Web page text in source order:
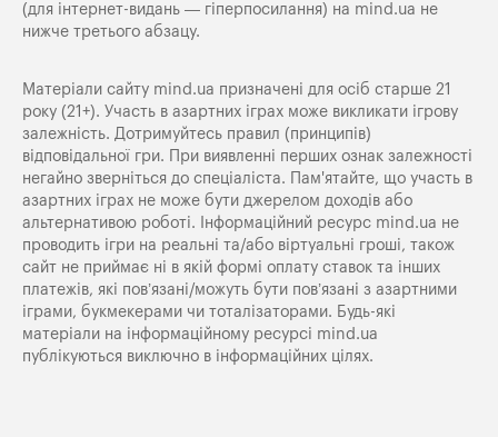
(для інтернет-видань — гіперпосилання) на mind.ua не
нижче третього абзацу.
Матеріали сайту mind.ua призначені для осіб старше 21
року (21+). Участь в азартних іграх може викликати ігрову
залежність. Дотримуйтесь правил (принципів)
відповідальної гри. При виявленні перших ознак залежності
негайно зверніться до спеціаліста. Пам'ятайте, що участь в
азартних іграх не може бути джерелом доходів або
альтернативою роботі. Інформаційний ресурс mind.ua не
проводить ігри на реальні та/або віртуальні гроші, також
сайт не приймає ні в якій формі оплату ставок та інших
платежів, які пов’язані/можуть бути пов’язані з азартними
іграми, букмекерами чи тоталізаторами. Будь-які
матеріали на інформаційному ресурсі mind.ua
публікуються виключно в інформаційних цілях.